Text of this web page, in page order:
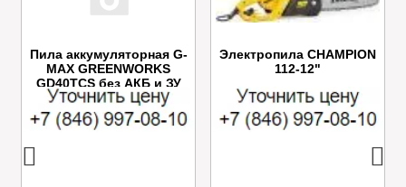
Пила аккумуляторная G-
MAX GREENWORKS
GD40TCS без АКБ и ЗУ
Электропила CHAMPION
112-12"